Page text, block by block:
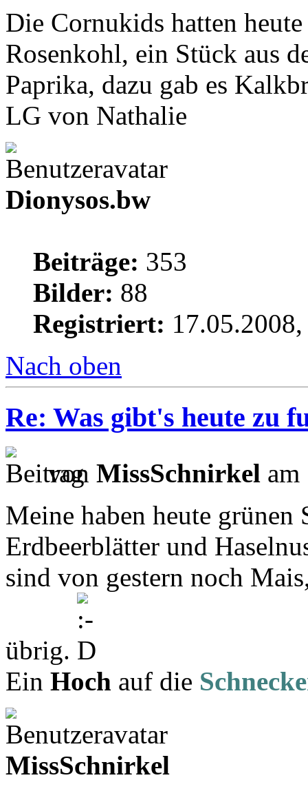
Die Cornukids hatten
Rosenkohl, ein Stück aus
Paprika, dazu gab es
LG von Nathalie
Dionysos.bw
Beiträge: 353
Bilder: 88
Registriert:
Nach oben
Re: Was gibt's heute zu
von MissSchnirkel
Meine haben heute grünen
Erdbeerblätter und
sind von gestern noch
übrig.
Ein Hoch auf die
MissSchnirkel